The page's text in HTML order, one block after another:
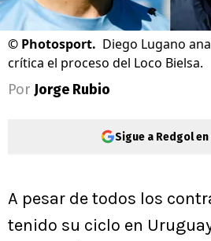
© Photosport. Diego Lugano
crítica el proceso del Loco Bielsa.
Por Jorge Rubio
Sigue a Redgol
A pesar de todos los
tenido su ciclo en